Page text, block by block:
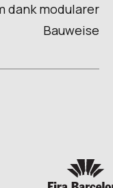
dank modularer
Bauweise